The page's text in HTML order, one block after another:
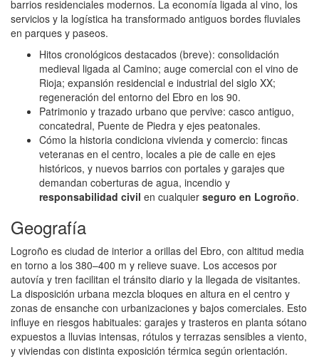
barrios residenciales modernos. La economía ligada al vino, los
servicios y la logística ha transformado antiguos bordes fluviales
en parques y paseos.
Hitos cronológicos destacados (breve): consolidación
medieval ligada al Camino; auge comercial con el vino de
Rioja; expansión residencial e industrial del siglo XX;
regeneración del entorno del Ebro en los 90.
Patrimonio y trazado urbano que pervive: casco antiguo,
concatedral, Puente de Piedra y ejes peatonales.
Cómo la historia condiciona vivienda y comercio: fincas
veteranas en el centro, locales a pie de calle en ejes
históricos, y nuevos barrios con portales y garajes que
demandan coberturas de agua, incendio y
responsabilidad civil en cualquier seguro en Logroño.
Geografía
Logroño es ciudad de interior a orillas del Ebro, con altitud media
en torno a los 380–400 m y relieve suave. Los accesos por
autovía y tren facilitan el tránsito diario y la llegada de visitantes.
La disposición urbana mezcla bloques en altura en el centro y
zonas de ensanche con urbanizaciones y bajos comerciales. Esto
influye en riesgos habituales: garajes y trasteros en planta sótano
expuestos a lluvias intensas, rótulos y terrazas sensibles a viento,
y viviendas con distinta exposición térmica según orientación.